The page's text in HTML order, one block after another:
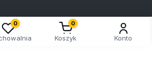
0 0
Koszyk Konto